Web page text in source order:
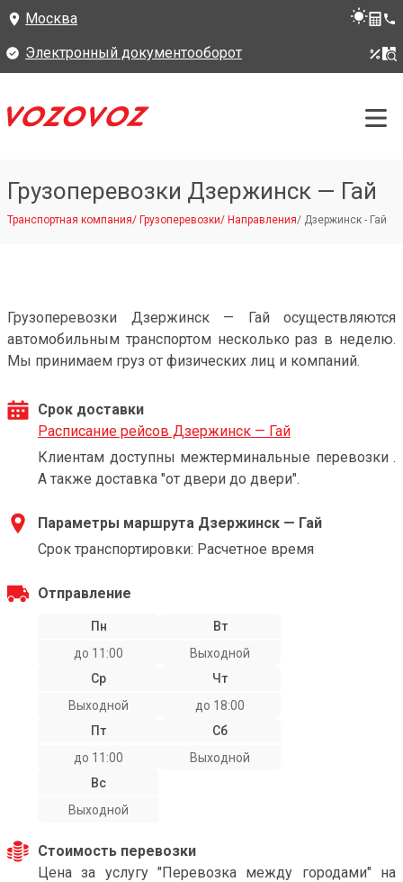
Москва
Электронный документооборот
Грузоперевозки Дзержинск — Гай
Транспортная компания/ Грузоперевозки/ Направления/ Дзержинск - Гай
Грузоперевозки Дзержинск — Гай осуществляются
автомобильным транспортом несколько раз в неделю.
Мы принимаем груз от физических лиц и компаний.
Срок доставки
Расписание рейсов Дзержинск — Гай
Клиентам доступны межтерминальные перевозки .
А также доставка "от двери до двери".
Параметры маршрута Дзержинск — Гай
Срок транспортировки: Расчетное время
Отправление
Пн
до 11:00
Вт
Выходной
Ср
Выходной
Чт
до 18:00
Пт
до 11:00
Сб
Выходной
Вс
Выходной
Стоимость перевозки
Цена за услугу "Перевозка между городами" на